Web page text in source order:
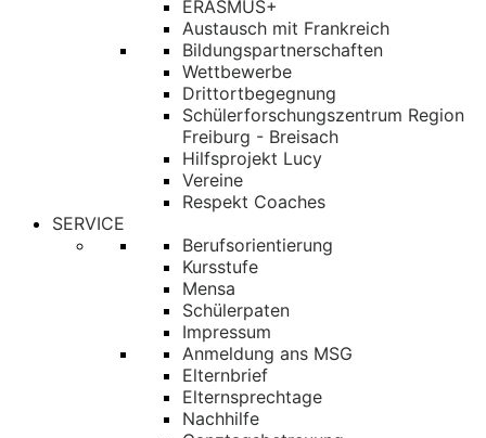
ERASMUS+
Austausch mit Frankreich
Bildungspartnerschaften
Wettbewerbe
Drittortbegegnung
Schülerforschungszentrum Region
Freiburg - Breisach
Hilfsprojekt Lucy
Vereine
Respekt Coaches
SERVICE
Berufsorientierung
Kursstufe
Mensa
Schülerpaten
Impressum
Anmeldung ans MSG
Elternbrief
Elternsprechtage
Nachhilfe